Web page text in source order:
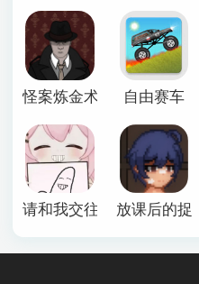
怪案炼金术师 自由赛车
请和我交往吧孙笑川前辈
放课后的捉